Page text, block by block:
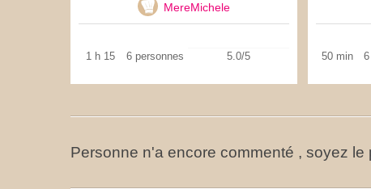
MereMichele
1 h 15 6 personnes 5.0/5 50 min
Personne n'a encore commenté , soyez le